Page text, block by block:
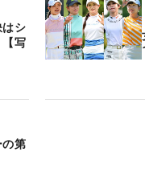
はシ
【写
第